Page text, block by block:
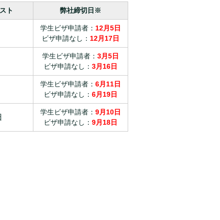
ト 弊社締切日※
学生ビザ申請者： 12月5日
ビザ申請なし： 12月17日
学生ビザ申請者： 3月5日
ビザ申請なし： 3月16日
学生ビザ申請者： 6月11日
ビザ申請なし： 6月19日
学生ビザ申請者： 9月10日
ビザ申請なし： 9月18日